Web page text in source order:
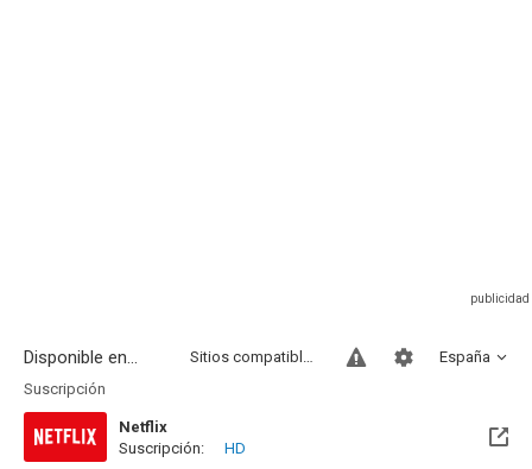
Disponible en... España
Sitios compatibles
Suscripción
Netflix
Suscripción:
HD